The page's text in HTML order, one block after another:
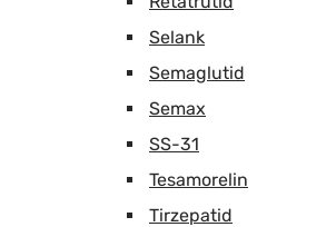
Selank
Semaglutid
Semax
SS-31
Tesamorelin
Tirzepatid